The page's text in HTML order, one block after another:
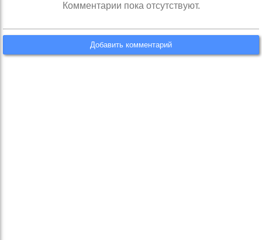
Комментарии пока отсутствуют.
Добавить комментарий